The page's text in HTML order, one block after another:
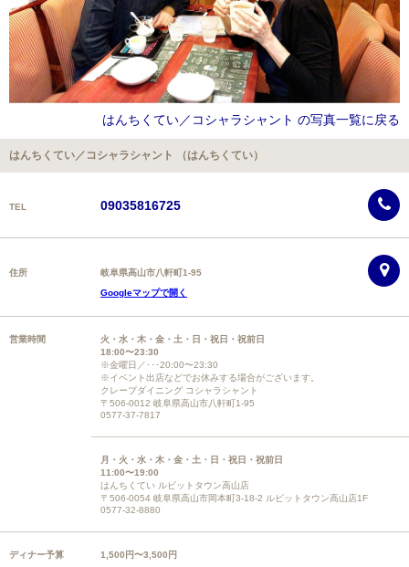
はんちくてい／コシャラシャント の写真一覧に戻る
はんちくてい／コシャラシャント （はんちくてい）
TEL 09035816725
住所
岐阜県高山市八軒町1-95
Googleマップで開く
営業時間
火・水・木・金・土・日・祝日・祝前日
18:00〜23:30
※金曜日／･･･20:00〜23:30
※イベント出店などでお休みする場合がございます。
クレープダイニング コシャラシャント
〒506-0012 岐阜県高山市八軒町1-95
0577-37-7817
月・火・水・木・金・土・日・祝日・祝前日
11:00〜19:00
はんちくてい ルビットタウン高山店
〒506-0054 岐阜県高山市岡本町3-18-2 ルビットタウン高山店1F
0577-32-8880
ディナー予算 1,500円〜3,500円